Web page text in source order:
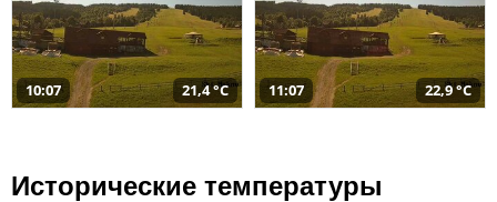
10:07 21,4 °C 11:07 22,9 °C
Исторические температуры